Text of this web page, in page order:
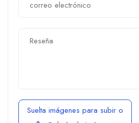
Suelta imágenes para subir o